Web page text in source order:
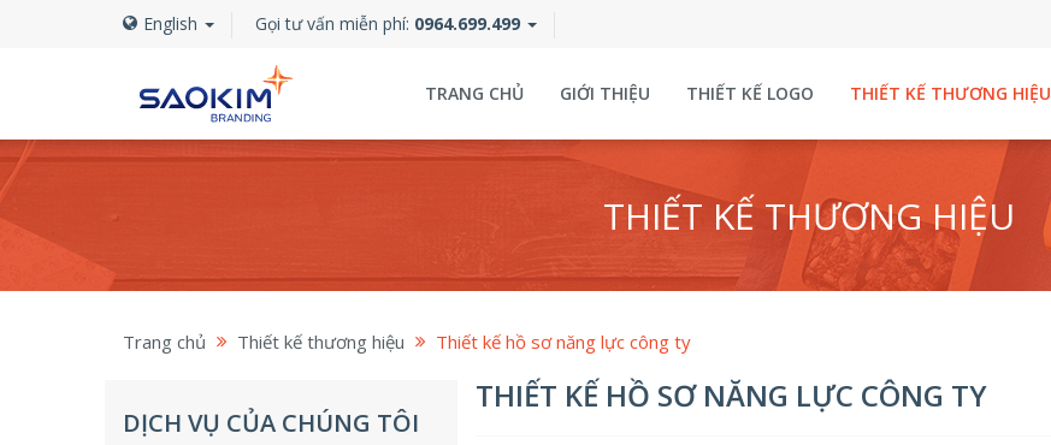
English Gọi tư vấn miễn phí: 0964.699.499
TRANG CHỦ GIỚI THIỆU THIẾT KẾ LOGO THIẾT KẾ THƯƠNG HIỆU
THIẾT KẾ THƯƠNG HIỆU
Trang chủ Thiết kế thương hiệu Thiết kế hồ sơ năng lực công ty
THIẾT KẾ HỒ SƠ NĂNG LỰC CÔNG TY
DỊCH VỤ CỦA CHÚNG TÔI